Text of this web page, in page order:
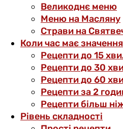
Великоднє меню
Меню на Масляну
Страви на
Коли час має значення
Рецепти до 15
Рецепти до 30
Рецепти до 60
Рецепти за 2
Рецепти більш
Рівень складності